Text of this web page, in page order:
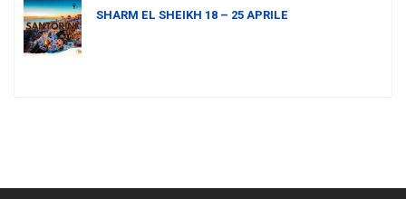
SHARM EL SHEIKH 18 – 25 APRILE